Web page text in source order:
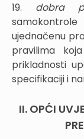
19. dobra
ujednačenu
pravilima
prikladnosti
specifikaciji i
II. OPĆI